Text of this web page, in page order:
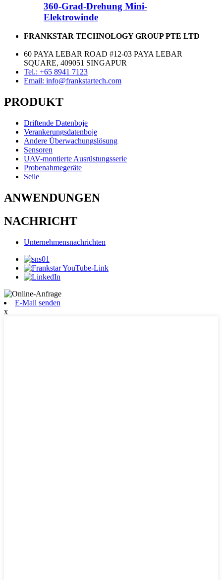
360-Grad-Drehung Mini-
Elektrowinde
FRANKSTAR TECHNOLOGY GROUP PTE LTD
60 PAYA LEBAR ROAD #12-03 PAYA LEBAR
SQUARE, 409051 SINGAPUR
Tel.: +65 8941 7123
Email: info@frankstartech.com
PRODUKT
Driftende Datenboje
Verankerungsdatenboje
Andere Überwachungslösung
Sensoren
UAV-montierte Ausrüstungsserie
Probenahmegeräte
Seile
ANWENDUNGEN
NACHRICHT
Unternehmensnachrichten
E-Mail senden
x